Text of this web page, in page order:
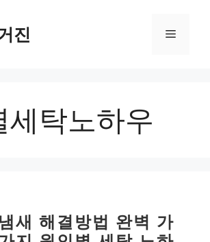
진 메
세탁노하우
새 해결방법 완벽 가